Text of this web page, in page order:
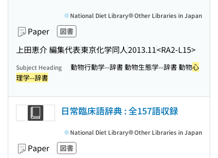
Paper 図書
上田恵介 編集代表東京化学同人2013.11<RA2-L15>
National Diet Library Other Libraries in Japan
Subject Heading 動物行動学--辞書 動物生態学--辞書 動物心
理学--辞書
日常臨床語辞典 : 全157語収録
Paper 図書
National Diet Library Other Libraries in Japan